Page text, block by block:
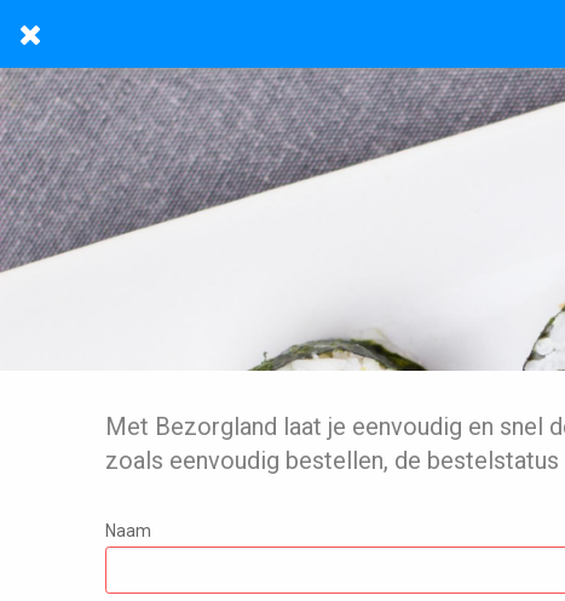
Met Bezorgland laat je eenvoudig en snel
zoals eenvoudig bestellen, de
Naam